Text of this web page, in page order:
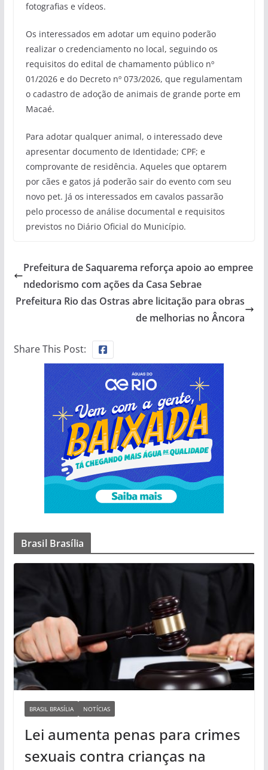
fotografias e vídeos.
Os interessados em adotar um equino poderão
realizar o credenciamento no local, seguindo os
requisitos do edital de chamamento público nº
01/2026 e do Decreto nº 073/2026, que regulamentam
o cadastro de adoção de animais de grande porte em
Macaé.
Para adotar qualquer animal, o interessado deve
apresentar documento de Identidade; CPF; e
comprovante de residência. Aqueles que optarem
por cães e gatos já poderão sair do evento com seu
novo pet. Já os interessados em cavalos passarão
pelo processo de análise documental e requisitos
previstos no Diário Oficial do Município.
Prefeitura de Saquarema reforça apoio ao empree
ndedorismo com ações da Casa Sebrae
Prefeitura Rio das Ostras abre licitação para obras
de melhorias no Âncora
Share This Post:
Brasil Brasília
BRASIL BRASÍLIA NOTÍCIAS
Lei aumenta penas para crimes
sexuais contra crianças na